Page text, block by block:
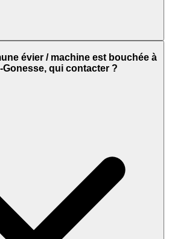
évier / machine est bouchée à
Gonesse, qui contacter ?